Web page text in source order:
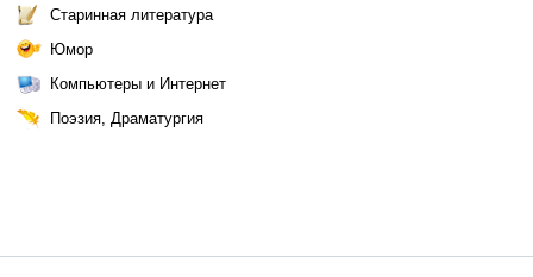
Старинная литература
Юмор
Компьютеры и Интернет
Поэзия, Драматургия